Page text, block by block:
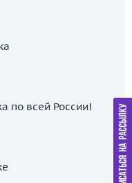
по всей России!